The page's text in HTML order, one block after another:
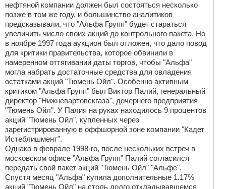
нефтяной компании должен был состояться несколько
позже в том же году, и большинство аналитиков
предсказывали, что "Альфа Групп" будет стараться
увеличить число своих акций до контрольного пакета. Но
в ноябре 1997 года аукцион был отложен, что дало повод
для критики правительства, которое обвинили в
намеренном оттягивании даты торгов, чтобы "Альфа"
могла набрать достаточные средства для овладения
остатками акций "Тюмень Ойл". Особенно активным
критиком "Альфа Групп" был Виктор Палий, генеральный
директор "Нижневартовскгаза", дочернего предприятия
"Тюмень Ойл". У Палия на руках находилось 9 процентов
акций "Тюмень Ойл", купленных через
зарегистрированную в оффшорной зоне компании "Кадет
Истеблишмент".
Однако в феврале 1998-го, после нескольких встреч в
московском офисе "Альфа Групп" Палий согласился
передать свой пакет акций "Тюмень Ойл" "Альфе".
Спустя месяц "Альфа" купила дополнительные 1.17%
акций "Тюмень Ойл" на столь долго откладывавшемся